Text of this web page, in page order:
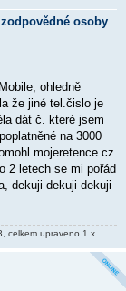
osoby
ohledně
že jiné tel.čislo je
dát č. které jsem
na 3000
mojeretence.cz
2 letech se mi pořád
dekuji dekuji dekuji
celkem upraveno 1 x.